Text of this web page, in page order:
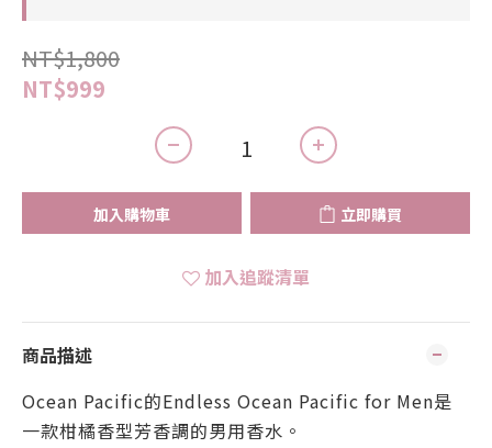
NT$1,800
NT$999
加入購物車 立即購買
加入追蹤清單
商品描述
Ocean Pacific的Endless Ocean Pacific for Men是
一款柑橘香型芳香調的男用香水。